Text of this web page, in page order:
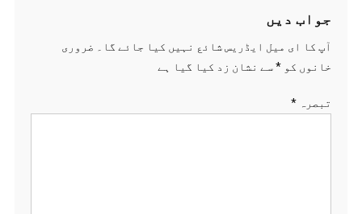
جواب دیں
آپ کا ای میل ایڈریس شائع نہیں کیا جائے گا۔
ضروری
خانوں کو *سے نشان زد کیا گیا ہے
تبصرہ *